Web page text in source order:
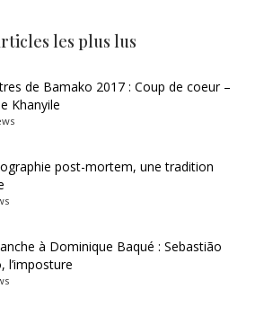
les plus lus
de Bamako 2017 : Coup de coeur –
Khanyile
post-mortem, une tradition
à Dominique Baqué : Sebastião
l’imposture